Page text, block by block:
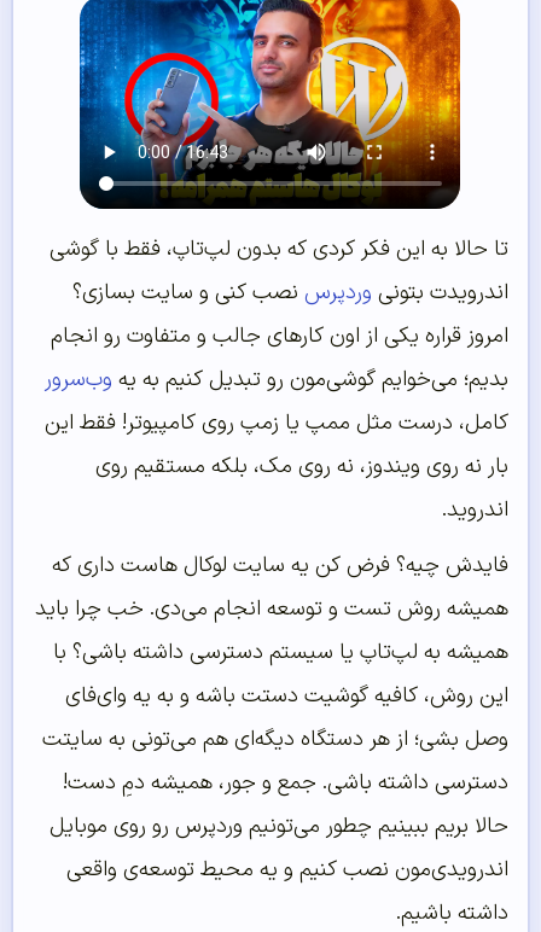
تا حالا به این فکر کردی که بدون لپ‌تاپ، فقط با گوشی
اندرویدت بتونی وردپرس نصب کنی و سایت بسازی؟
امروز قراره یکی از اون کارهای جالب و متفاوت رو انجام
بدیم؛ می‌خوایم گوشی‌مون رو تبدیل کنیم به یه وب‌سرور
کامل، درست مثل ممپ یا زمپ روی کامپیوتر! فقط این
بار نه روی ویندوز، نه روی مک، بلکه مستقیم روی
اندروید.
فایدش چیه؟ فرض کن یه سایت لوکال هاست داری که
همیشه روش تست و توسعه انجام می‌دی. خب چرا باید
همیشه به لپ‌تاپ یا سیستم دسترسی داشته باشی؟ با
این روش، کافیه گوشیت دستت باشه و به یه وای‌فای
وصل بشی؛ از هر دستگاه دیگه‌ای هم می‌تونی به سایتت
دسترسی داشته باشی. جمع و جور، همیشه دمِ دست!
حالا بریم ببینیم چطور می‌تونیم وردپرس رو روی موبایل
اندرویدی‌مون نصب کنیم و یه محیط توسعه‌ی واقعی
داشته باشیم.